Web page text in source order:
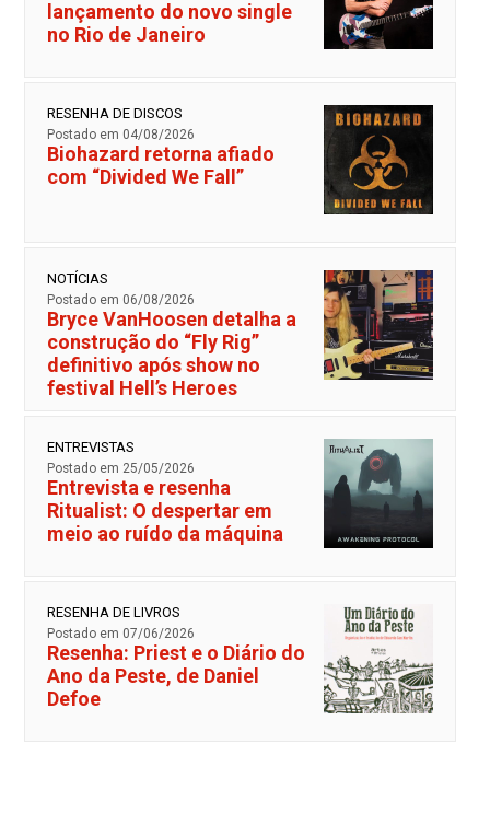
lançamento do novo single
no Rio de Janeiro
RESENHA DE DISCOS
Postado em 04/08/2026
Biohazard retorna afiado
com “Divided We Fall”
NOTÍCIAS
Postado em 06/08/2026
Bryce VanHoosen detalha a
construção do “Fly Rig”
definitivo após show no
festival Hell’s Heroes
ENTREVISTAS
Postado em 25/05/2026
Entrevista e resenha
Ritualist: O despertar em
meio ao ruído da máquina
RESENHA DE LIVROS
Postado em 07/06/2026
Resenha: Priest e o Diário do
Ano da Peste, de Daniel
Defoe